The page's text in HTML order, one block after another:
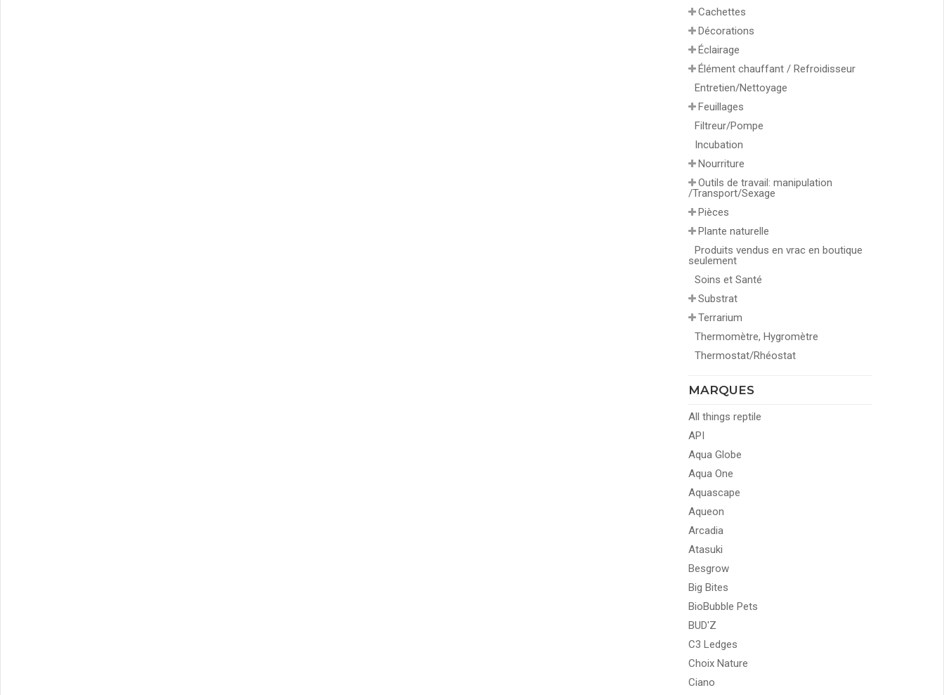
Cachettes
Décorations
Éclairage
Élément chauffant / Refroidisseur
Entretien/Nettoyage
Feuillages
Filtreur/Pompe
Incubation
Nourriture
Outils de travail: manipulation
/Transport/Sexage
Pièces
Plante naturelle
Produits vendus en vrac en boutique
seulement
Soins et Santé
Substrat
Terrarium
Thermomètre, Hygromètre
Thermostat/Rhéostat
MARQUES
All things reptile
API
Aqua Globe
Aqua One
Aquascape
Aqueon
Arcadia
Atasuki
Besgrow
Big Bites
BioBubble Pets
BUD'Z
C3 Ledges
Choix Nature
Ciano